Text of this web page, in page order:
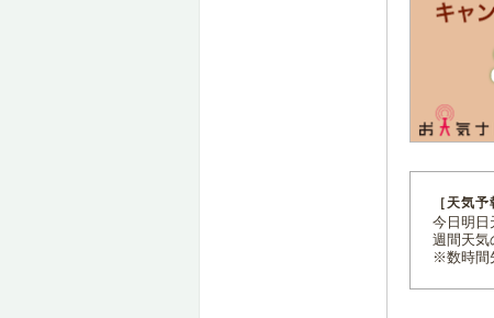
［天気
今日明日
週間天気
※数時間